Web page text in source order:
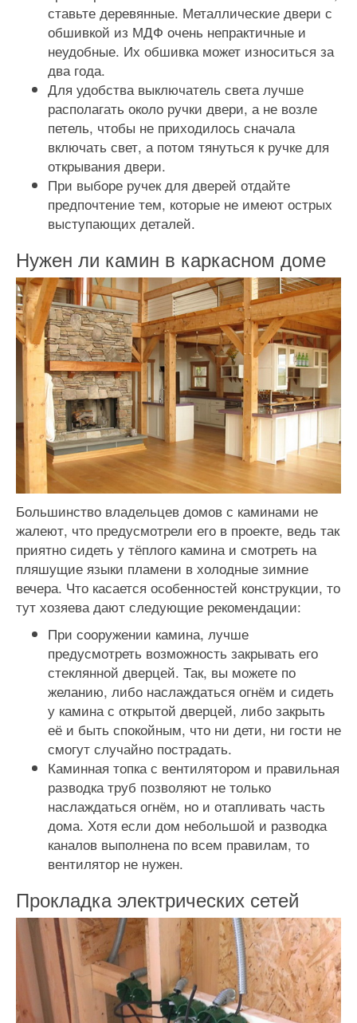
ставьте деревянные. Металлические двери с
обшивкой из МДФ очень непрактичные и
неудобные. Их обшивка может износиться за
два года.
Для удобства выключатель света лучше
располагать около ручки двери, а не возле
петель, чтобы не приходилось сначала
включать свет, а потом тянуться к ручке для
открывания двери.
При выборе ручек для дверей отдайте
предпочтение тем, которые не имеют острых
выступающих деталей.
Нужен ли камин в каркасном доме
Большинство владельцев домов с каминами не
жалеют, что предусмотрели его в проекте, ведь так
приятно сидеть у тёплого камина и смотреть на
пляшущие языки пламени в холодные зимние
вечера. Что касается особенностей конструкции, то
тут хозяева дают следующие рекомендации:
При сооружении камина, лучше
предусмотреть возможность закрывать его
стеклянной дверцей. Так, вы можете по
желанию, либо наслаждаться огнём и сидеть
у камина с открытой дверцей, либо закрыть
её и быть спокойным, что ни дети, ни гости не
смогут случайно пострадать.
Каминная топка с вентилятором и правильная
разводка труб позволяют не только
наслаждаться огнём, но и отапливать часть
дома. Хотя если дом небольшой и разводка
каналов выполнена по всем правилам, то
вентилятор не нужен.
Прокладка электрических сетей